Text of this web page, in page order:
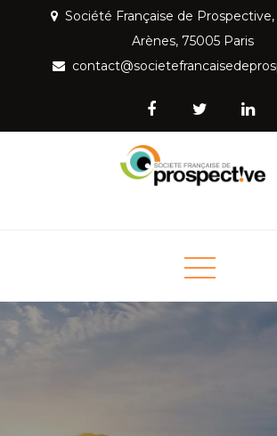
content
Société Française de
Arènes, 75005 Paris
Prospective